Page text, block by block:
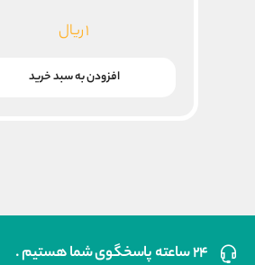
۱ریال
افزودن به سبد خرید
۲۴ ساعته پاسخگوی شما هستیم .